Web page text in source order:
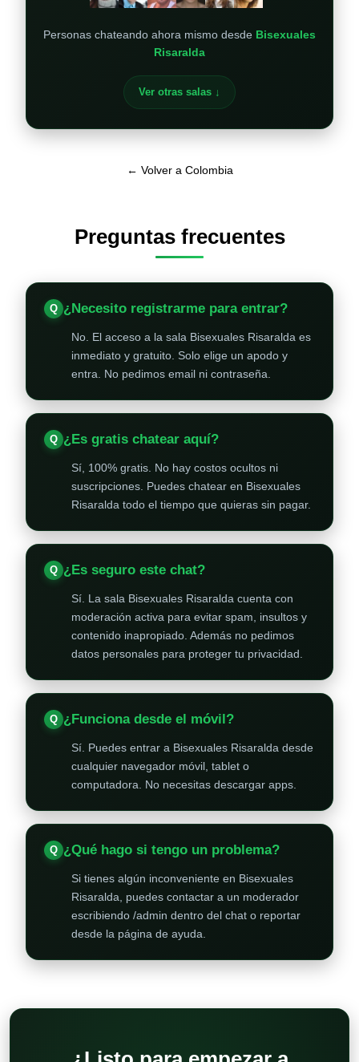
Personas chateando ahora mismo desde Bisexuales
Risaralda
Ver otras salas ↓
← Volver a Colombia
Preguntas frecuentes
¿Necesito registrarme para entrar?
No. El acceso a la sala Bisexuales Risaralda es
inmediato y gratuito. Solo elige un apodo y
entra. No pedimos email ni contraseña.
¿Es gratis chatear aquí?
Sí, 100% gratis. No hay costos ocultos ni
suscripciones. Puedes chatear en Bisexuales
Risaralda todo el tiempo que quieras sin pagar.
¿Es seguro este chat?
Sí. La sala Bisexuales Risaralda cuenta con
moderación activa para evitar spam, insultos y
contenido inapropiado. Además no pedimos
datos personales para proteger tu privacidad.
¿Funciona desde el móvil?
Sí. Puedes entrar a Bisexuales Risaralda desde
cualquier navegador móvil, tablet o
computadora. No necesitas descargar apps.
¿Qué hago si tengo un problema?
Si tienes algún inconveniente en Bisexuales
Risaralda, puedes contactar a un moderador
escribiendo /admin dentro del chat o reportar
desde la página de ayuda.